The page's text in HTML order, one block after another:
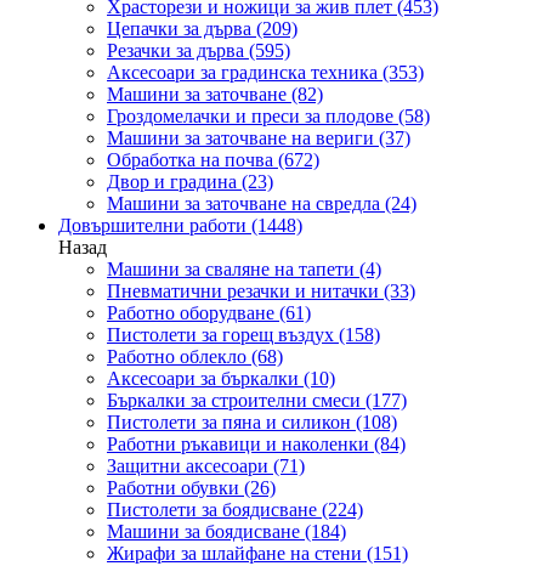
Храсторези и ножици за жив плет (453)
Цепачки за дърва (209)
Резачки за дърва (595)
Аксесоари за градинска техника (353)
Машини за заточване (82)
Гроздомелачки и преси за плодове (58)
Машини за заточване на вериги (37)
Обработка на почва (672)
Двор и градина (23)
Машини за заточване на свредла (24)
Довършителни работи (1448)
Назад
Машини за сваляне на тапети (4)
Пневматични резачки и нитачки (33)
Работно оборудване (61)
Пистолети за горещ въздух (158)
Работно облекло (68)
Аксесоари за бъркалки (10)
Бъркалки за строителни смеси (177)
Пистолети за пяна и силикон (108)
Работни ръкавици и наколенки (84)
Защитни аксесоари (71)
Работни обувки (26)
Пистолети за боядисване (224)
Машини за боядисване (184)
Жирафи за шлайфане на стени (151)